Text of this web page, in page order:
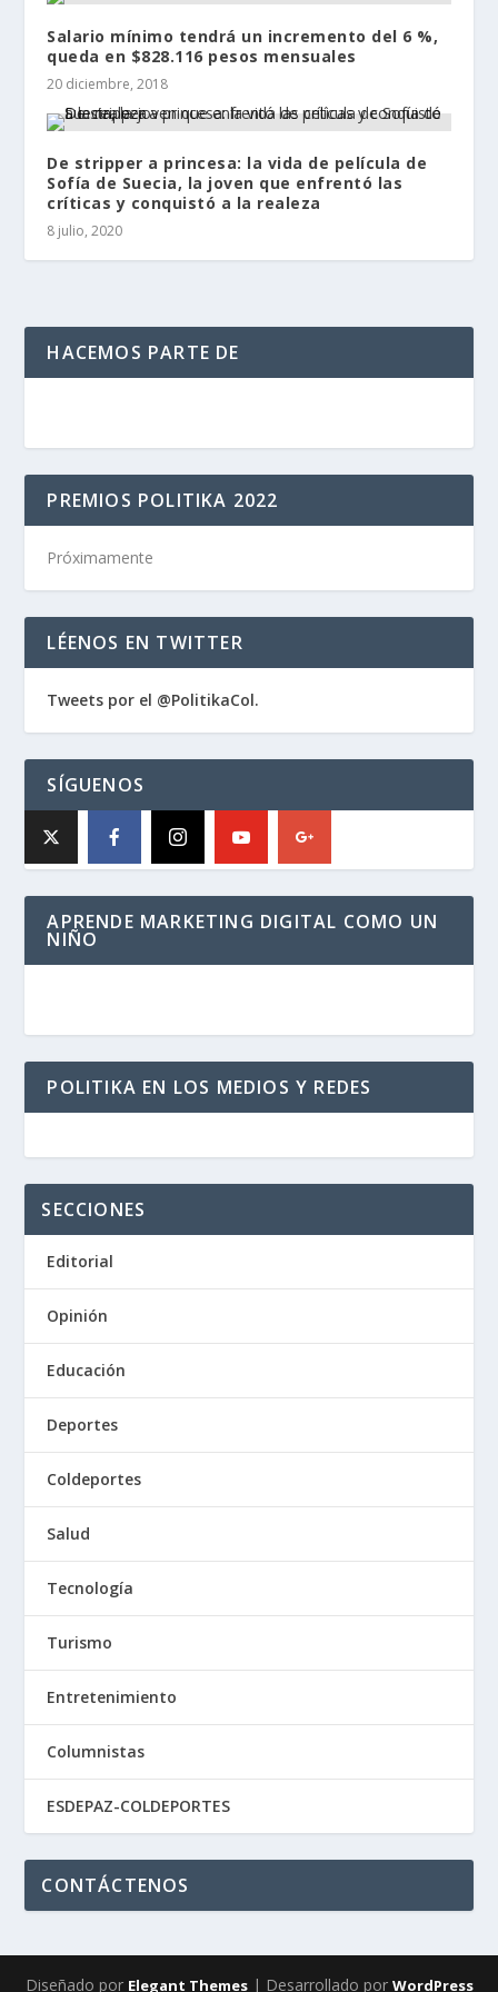
Salario mínimo tendrá un incremento del 6 %,
queda en $828.116 pesos mensuales
20 diciembre, 2018
De stripper a princesa: la vida de película de
Sofía de Suecia, la joven que enfrentó las
críticas y conquistó a la realeza
8 julio, 2020
HACEMOS PARTE DE
PREMIOS POLITIKA 2022
Próximamente
LÉENOS EN TWITTER
Tweets por el @PolitikaCol.
SÍGUENOS
APRENDE MARKETING DIGITAL COMO UN
NIÑO
POLITIKA EN LOS MEDIOS Y REDES
SECCIONES
Editorial
Opinión
Educación
Deportes
Coldeportes
Salud
Tecnología
Turismo
Entretenimiento
Columnistas
ESDEPAZ-COLDEPORTES
CONTÁCTENOS
Diseñado por Elegant Themes| Desarrollado por WordPress